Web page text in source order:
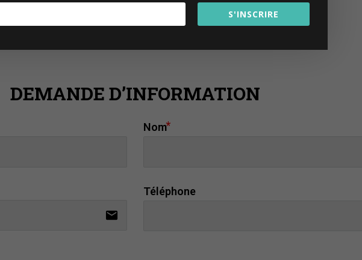
DEMANDE D’INFORMATION
Nom
email
Téléphone
S'INSCRIRE